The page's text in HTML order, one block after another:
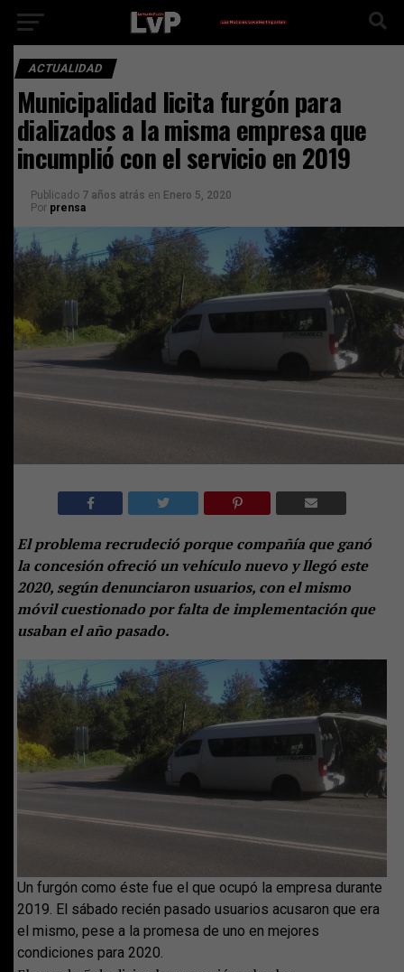
ACTUALIDAD
Municipalidad licita furgón para
dializados a la misma empresa que
incumplió con el servicio en 2019
Publicado 7 años atrás en Enero 5, 2020
Por prensa
El problema recrudeció porque compañía que ganó
la concesión ofreció un vehículo nuevo y llegó este
2020, según denunciaron usuarios, con el mismo
móvil cuestionado por falta de implementación que
usaban el año pasado.
Un furgón como éste fue el que ocupó la empresa durante
2019. El sábado recién pasado usuarios acusaron que era
el mismo, pese a la promesa de uno en mejores
condiciones para 2020.